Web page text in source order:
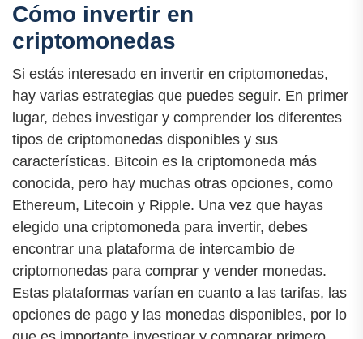
Cómo invertir en
criptomonedas
Si estás interesado en invertir en criptomonedas,
hay varias estrategias que puedes seguir. En primer
lugar, debes investigar y comprender los diferentes
tipos de criptomonedas disponibles y sus
características. Bitcoin es la criptomoneda más
conocida, pero hay muchas otras opciones, como
Ethereum, Litecoin y Ripple. Una vez que hayas
elegido una criptomoneda para invertir, debes
encontrar una plataforma de intercambio de
criptomonedas para comprar y vender monedas.
Estas plataformas varían en cuanto a las tarifas, las
opciones de pago y las monedas disponibles, por lo